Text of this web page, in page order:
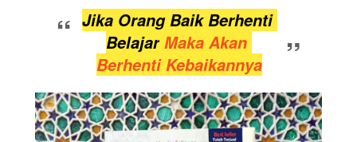
“ Jika Orang Baik Berhenti
Belajar Maka Akan
Berhenti Kebaikannya
”